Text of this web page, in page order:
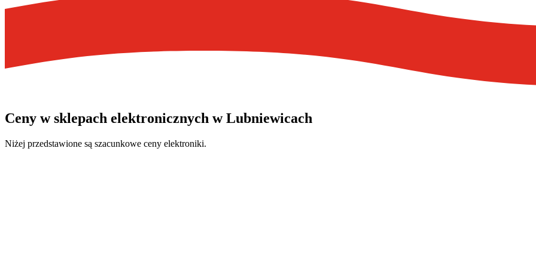
Ceny wsklepach elektronicznych w Lubniewicach
Niżej przedstawione są szacunkowe ceny elektroniki.